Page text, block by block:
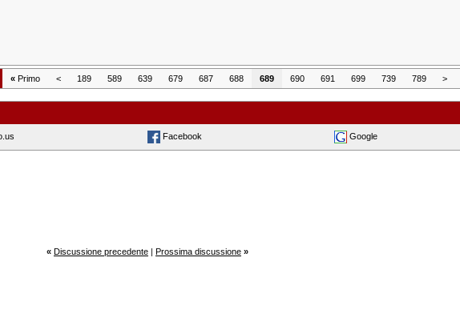
« Primo < 189 589 639 679 687 688 689 690 691 699 739 789 >
Facebook Google
« Discussione precedente | Prossima discussione »